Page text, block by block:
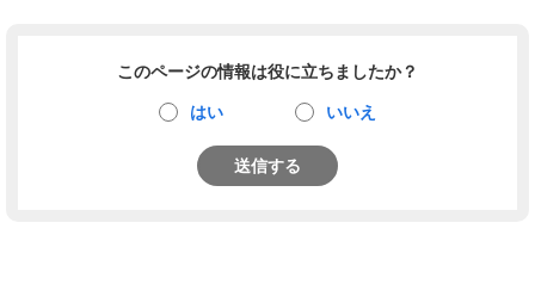
このページの情報は役に立ちましたか？
はい いいえ
送信する